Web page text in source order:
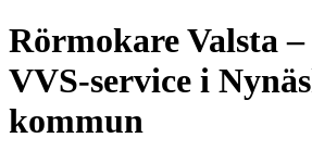
Rörmokare Valsta
VVS-service i
kommun